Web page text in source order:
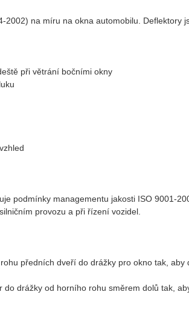
2002) na míru na okna automobilu. Deflektory
při větrání bočními okny
podmínky managementu jakosti ISO 9001-
provozu a při řízení vozidel.
předních dveří do drážky pro okno tak,
do drážky od horního rohu směrem dolů tak,